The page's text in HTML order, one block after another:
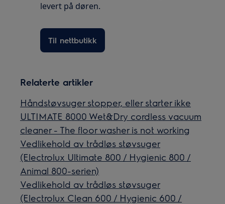
levert på døren.
Til nettbutikk
Relaterte artikler
Håndstøvsuger stopper, eller starter ikke
ULTIMATE 8000 Wet&Dry cordless vacuum
cleaner - The floor washer is not working
Vedlikehold av trådløs støvsuger
(Electrolux Ultimate 800 / Hygienic 800 /
Animal 800-serien)
Vedlikehold av trådløs støvsuger
(Electrolux Clean 600 / Hygienic 600 /